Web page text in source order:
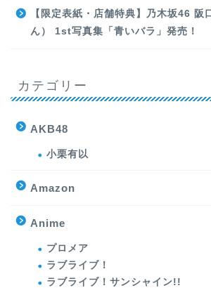
【限定表紙・店舗特典】乃木坂46 阪
ん） 1st写真集「青いバラ」発売！
カテゴリー
AKB48
小栗有以
Amazon
Anime
プロメア
ラブライブ！
ラブライブ！サンシャイン!!